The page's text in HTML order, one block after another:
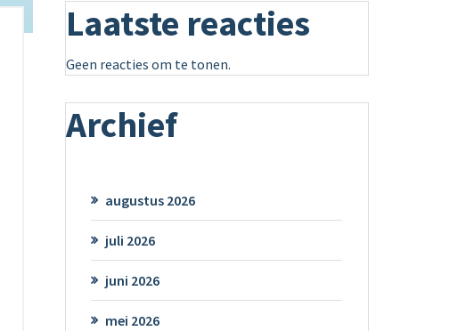
Laatste reacties
Geen reacties om te tonen.
Archief
augustus 2026
juli 2026
juni 2026
mei 2026